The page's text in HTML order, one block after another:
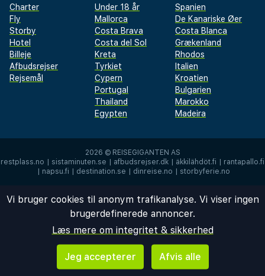
Charter
Fly
Storby
Hotel
Billeje
Afbudsrejser
Rejsemål
Under 18 år
Spanien
Mallorca
De Kanariske Øer
Costa Brava
Costa Blanca
Costa del Sol
Grækenland
Kreta
Rhodos
Tyrkiet
Italien
Cypern
Kroatien
Portugal
Bulgarien
Thailand
Marokko
Egypten
Madeira
2026 © REISEGIGANTEN AS
restplass.no
sistaminuten.se afbudsrejser.dk äkkilähdöt.fi
rantapallo.fi
napsu.fi destination.se dinreise.no storbyferie.no
Vi bruger cookies til anonym trafikanalyse. Vi viser ingen
brugerdefinerede annoncer.
Læs mere om integritet & sikkerhed
Jeg accepterer Afvis alle